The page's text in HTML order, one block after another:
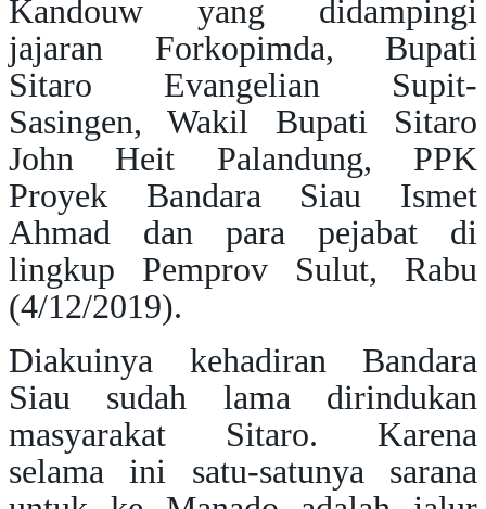
Kandouw yang didampingi
jajaran Forkopimda, Bupati
Sitaro Evangelian Supit-
Sasingen, Wakil Bupati Sitaro
John Heit Palandung, PPK
Proyek Bandara Siau Ismet
Ahmad dan para pejabat di
lingkup Pemprov Sulut, Rabu
(4/12/2019).
Diakuinya kehadiran Bandara
Siau sudah lama dirindukan
masyarakat Sitaro. Karena
selama ini satu-satunya sarana